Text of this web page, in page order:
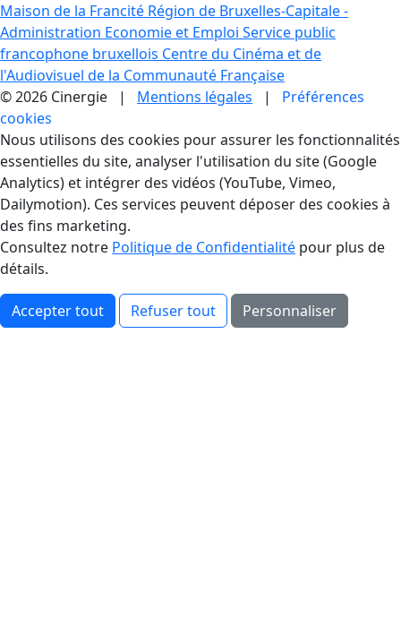
Maison de la Francité Région de Bruxelles-Capitale -
Administration Economie et Emploi Service public
francophone bruxellois Centre du Cinéma et de
l'Audiovisuel de la Communauté Française
© 2026 Cinergie | Mentions légales | Préférences
cookies
Gestion des Cookies
Nous utilisons des cookies pour assurer les fonctionnalités
essentielles du site, analyser l'utilisation du site (Google
Analytics) et intégrer des vidéos (YouTube, Vimeo,
Dailymotion). Ces services peuvent déposer des cookies à
des fins marketing.
Consultez notre Politique de Confidentialité pour plus de
détails.
Accepter tout Refuser tout Personnaliser